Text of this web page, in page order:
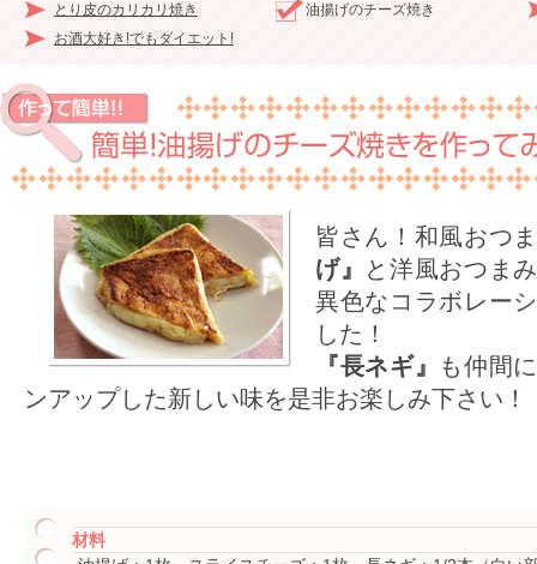
とり皮のカリカリ焼き
油揚げのチーズ焼き
お酒大好き!でもダイエット!
皆さん！和風おつ
げ』
と洋風おつま
異色なコラボレー
した！
『長ネギ』
も仲間
ンアップした新しい味を是非お楽しみ下さい！
材料